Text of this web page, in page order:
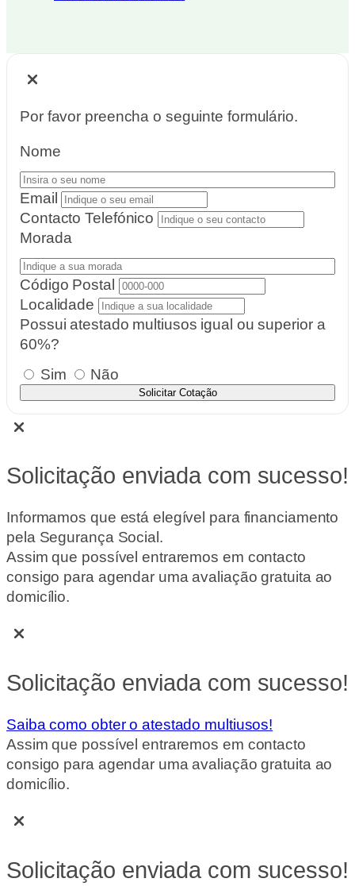
Por favor preencha o seguinte formulário.
Nome
Email
Contacto Telefónico
Morada
Código Postal
Localidade
Possui atestado multiusos igual ou superior a
60%?
Sim
Não
Solicitar Cotação
Solicitação enviada com sucesso!
Informamos que está elegível para financiamento
pela Segurança Social.
Assim que possível entraremos em contacto
consigo para agendar uma avaliação gratuita ao
domicílio.
Solicitação enviada com sucesso!
Saiba como obter o atestado multiusos!
Assim que possível entraremos em contacto
consigo para agendar uma avaliação gratuita ao
domicílio.
Solicitação enviada com sucesso!